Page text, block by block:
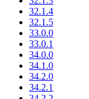
32.1.4
32.1.5
33.0.0
33.0.1
34.0.0
34.1.0
34.2.0
34.2.1